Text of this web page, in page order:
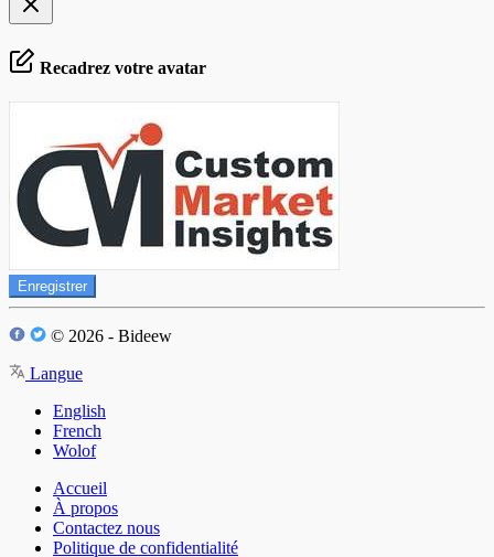
Recadrez votre avatar
Enregistrer
© 2026 - Bideew
Langue
English
French
Wolof
Accueil
À propos
Contactez nous
Politique de confidentialité